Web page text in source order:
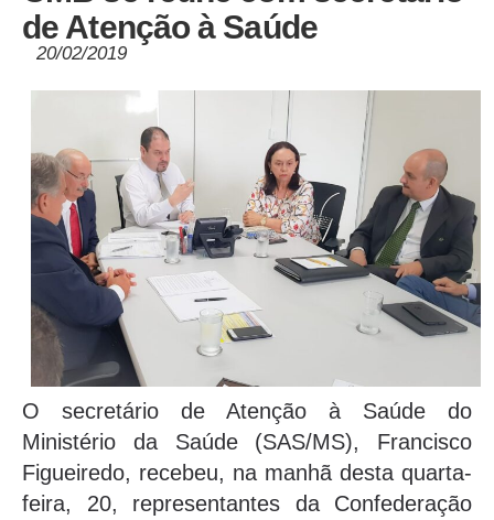
de Atenção à Saúde
20/02/2019
O secretário de Atenção à Saúde do
Ministério da Saúde (SAS/MS), Francisco
Figueiredo, recebeu, na manhã desta quarta-
feira, 20, representantes da Confederação